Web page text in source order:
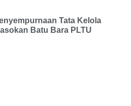
Tata Kelola
Batu Bara PLTU